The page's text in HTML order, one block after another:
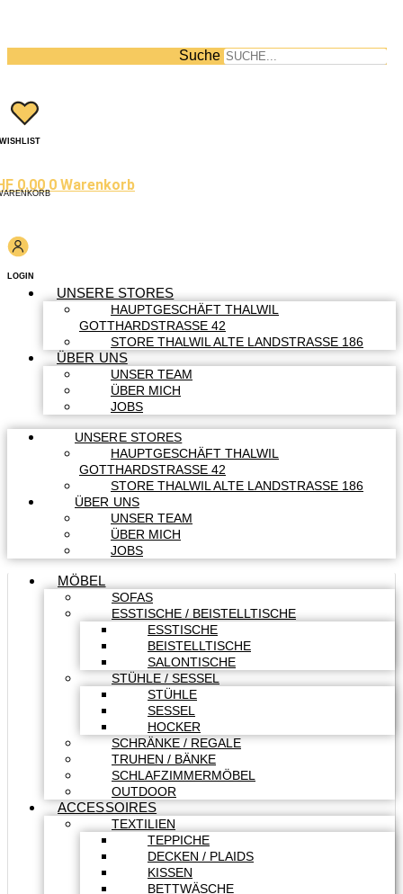
Suche
WISHLIST
0.00 0 Warenkorb
LOGIN
UNSERE STORES
HAUPTGESCHÄFT THALWIL
GOTTHARDSTRASSE 42
STORE THALWIL ALTE LANDSTRASSE 186
ÜBER UNS
UNSER TEAM
ÜBER MICH
JOBS
UNSERE STORES
HAUPTGESCHÄFT THALWIL
GOTTHARDSTRASSE 42
STORE THALWIL ALTE LANDSTRASSE 186
ÜBER UNS
UNSER TEAM
ÜBER MICH
JOBS
MÖBEL
SOFAS
ESSTISCHE / BEISTELLTISCHE
ESSTISCHE
BEISTELLTISCHE
SALONTISCHE
STÜHLE / SESSEL
STÜHLE
SESSEL
HOCKER
SCHRÄNKE / REGALE
TRUHEN / BÄNKE
SCHLAFZIMMERMÖBEL
OUTDOOR
ACCESSOIRES
TEXTILIEN
TEPPICHE
DECKEN / PLAIDS
KISSEN
BETTWÄSCHE